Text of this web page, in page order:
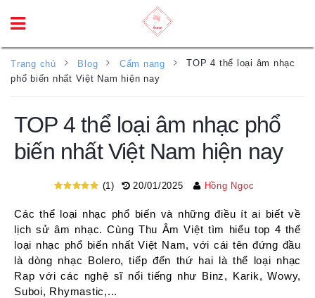
Trang chủ Blog Cẩm nang
TOP 4 thể loại âm nhạc
phổ biến nhất Việt Nam hiện nay
TOP 4 thể loại âm nhạc phổ
biến nhất Việt Nam hiện nay
(1) 20/01/2025 Hồng Ngọc
Các thể loại nhạc phổ biến và những điều ít ai biết về
lịch sử âm nhạc. Cùng Thu Âm Việt tìm hiểu top 4 thể
loại nhạc phổ biến nhất Việt Nam, với cái tên đứng đầu
là dòng nhạc Bolero, tiếp đến thứ hai là thể loại nhạc
Rap với các nghệ sĩ nổi tiếng như Binz, Karik, Wowy,
Suboi, Rhymastic,...